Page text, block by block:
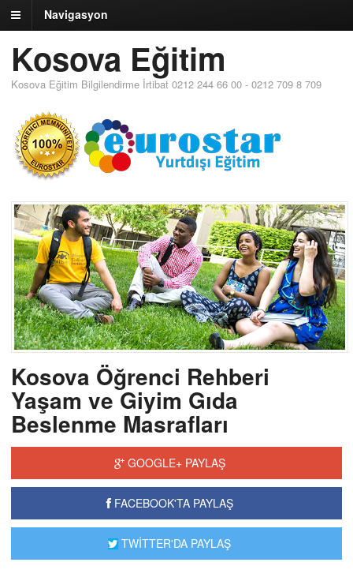
Navigasyon
Kosova Eğitim
Kosova Eğitim Bilgilendirme İrtibat 0212 244 66 00 - 0212 709 8 709
Kosova Öğrenci Rehberi
Yaşam ve Giyim Gıda
Beslenme Masrafları
GOOGLE+ PAYLAŞ
FACEBOOK'TA PAYLAŞ
TWİTTER'DA PAYLAŞ